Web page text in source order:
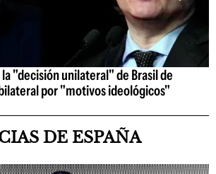
"decisión unilateral" de Brasil de
por "motivos ideológicos"
DE ESPAÑA